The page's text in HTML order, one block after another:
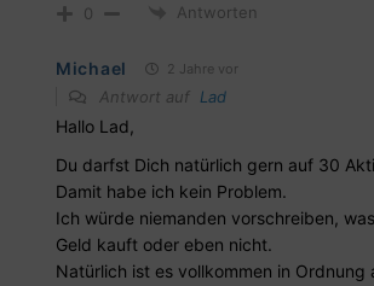
0 Antworten
Michael 2 Jahre vor
Antwort auf Lad
Hallo Lad,
Du darfst Dich natürlich gern auf 30
Damit habe ich kein Problem.
Ich würde niemanden vorschreiben,
Geld kauft oder eben nicht.
Natürlich ist es vollkommen in Ordnung